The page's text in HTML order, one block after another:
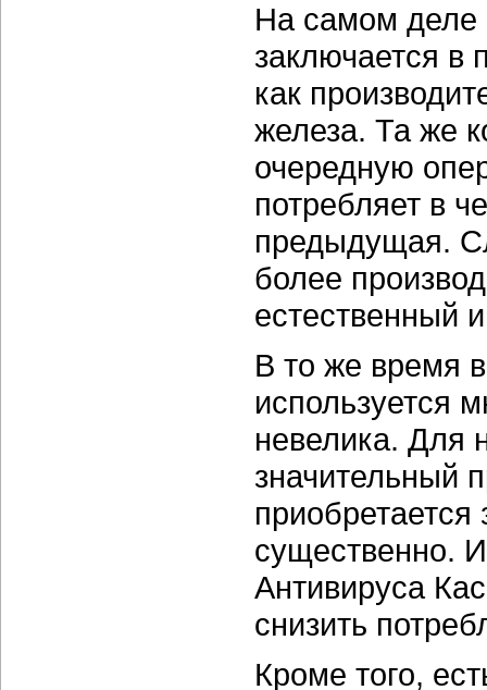
На самом деле
заключается в
как
железа. Та же
очередную
потребляет в
предыдущая.
более
естественный
В то же время
используется
невелика. Для
значительный
приобретается
существенно.
Антивируса
снизить
Кроме того,